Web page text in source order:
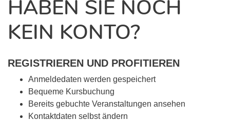
HABEN SIE NOCH
KEIN KONTO?
REGISTRIEREN UND PROFITIEREN
Anmeldedaten werden gespeichert
Bequeme Kursbuchung
Bereits gebuchte Veranstaltungen ansehen
Kontaktdaten selbst ändern